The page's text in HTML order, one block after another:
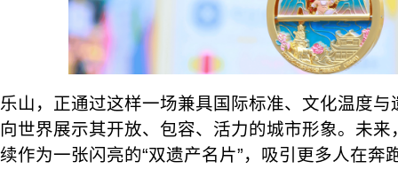
乐山，正通过这样一场兼具国际标准、文化温度
向世界展示其开放、包容、活力的城市形象。未
续作为一张闪亮的“双遗产名片”，吸引更多人在奔